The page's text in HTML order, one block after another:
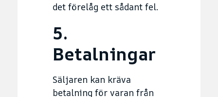
det förelåg ett sådant fel.
5.
Betalningar
Säljaren kan kräva
betalning för varan från